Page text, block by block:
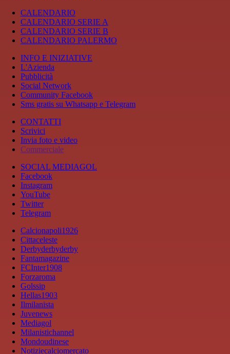
CALENDARIO
CALENDARIO SERIE A
CALENDARIO SERIE B
CALENDARIO PALERMO
INFO E INIZIATIVE
L'Azienda
Pubblicità
Social Network
Community Facebook
Sms gratis su Whatsapp e Telegram
CONTATTI
Scrivici
Invia foto e video
Commerciale
SOCIAL MEDIAGOL
Facebook
Instagram
YouTube
Twitter
Telegram
Calcionapoli1926
Cittaceleste
Derbyderbyderby
Fantamagazine
FCInter1908
Forzaroma
Golssip
Hellas1903
Ilmilanista
Juvenews
Mediagol
Milanistichannel
Mondoudinese
Notiziecalciomercato